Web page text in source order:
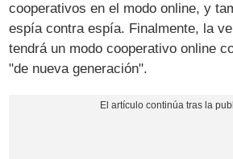
cooperativos en el modo online, y
espía contra espía. Finalmente, la
tendrá un modo cooperativo online
"de nueva generación".